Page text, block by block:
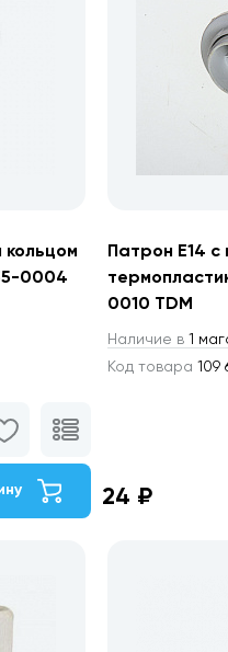
0004
Патрон Е14
0010 TDM
Наличие в1
Код товара 109
24 ₽